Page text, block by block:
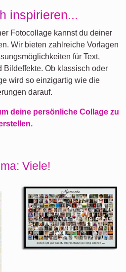
inspirieren...
Fotocollage kannst du deiner
Wir bieten zahlreiche Vorlagen
für Text,
Bildeffekte. Ob klassisch oder
wird so einzigartig wie die
darauf.
deine persönliche Collage zu
Viele!